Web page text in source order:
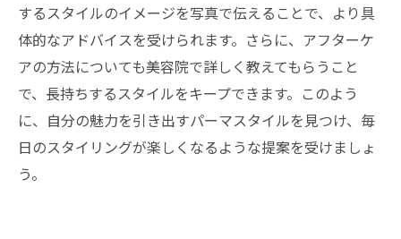
するスタイルのイメージを写真で伝えることで、より具
体的なアドバイスを受けられます。さらに、アフターケ
アの方法についても美容院で詳しく教えてもらうこと
で、長持ちするスタイルをキープできます。このよう
に、自分の魅力を引き出すパーマスタイルを見つけ、毎
日のスタイリングが楽しくなるような提案を受けましょ
う。